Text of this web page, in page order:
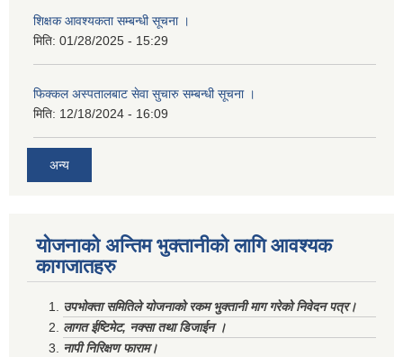
शिक्षक आवश्यकता सम्बन्धी सूचना ।
मिति: 01/28/2025 - 15:29
फिक्कल अस्पतालबाट सेवा सुचारु सम्बन्धी सूचना ।
मिति: 12/18/2024 - 16:09
अन्य
योजनाको अन्तिम भुक्तानीको लागि आवश्यक
कागजातहरु
उपभोक्ता समितिले योजनाको रकम भुक्तानी माग गरेको निवेदन पत्र।
लागत ईष्टिमेट, नक्सा तथा डिजाईन ।
नापी निरिक्षण फाराम।